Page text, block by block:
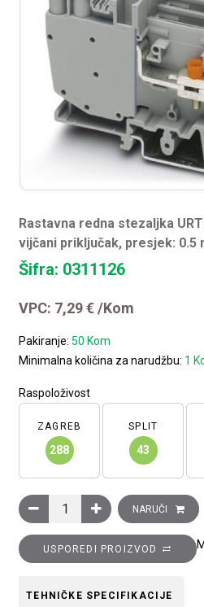
Rastavna redna stezaljka
vijčani priključak, presjek: 0.5
Šifra: 0311126
VPC: 7,29€ /Kom
Pakiranje: 50 Kom
Minimalna količina za narudžbu: 1
Raspoloživost
ZAGREB
288
SPLIT
43
Rastavna redna stezaljka
NARUČI
USPOREDI PROIZVOD
TEHNIČKE SPECIFIKACIJE